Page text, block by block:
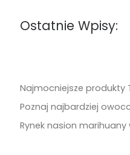
Ostatnie Wpisy:
Najmocniejsze produkty
Poznaj najbardziej
Rynek nasion marihuany